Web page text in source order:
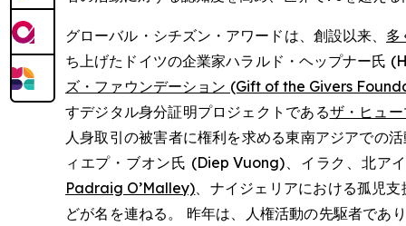
グローバル・シチズン・アワードは、創設以来、 多
ち上げたドイツの企業家ハラルド・ヘップナー氏
ズ・ファウンデーション (Gift of the Givers
すデジタル身分証明プロジェクトであるザ・ヒュ
人身取引の被害者に権利を求める東南アジアでの
ィエプ・ブオン氏 (Diep Vuong)、イラク、北ア
Padraig O’Malley)、ナイジェリアにおける孤児
どが名を連ねる。 昨年は、人権活動の先駆者であ